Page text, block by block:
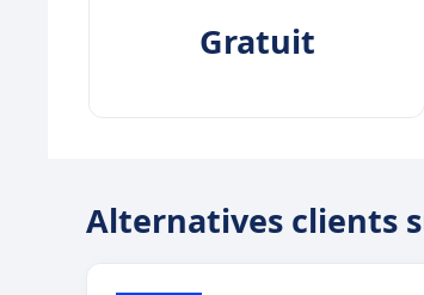
Gratuit
Alternatives clients